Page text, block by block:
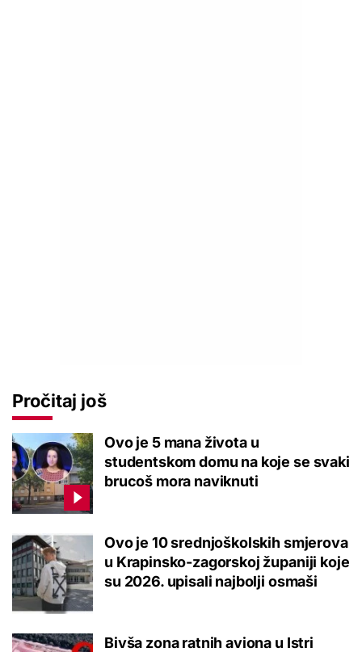
Pročitaj još
Ovo je 5 mana života u
studentskom domu na koje se svaki
brucoš mora naviknuti
Ovo je 10 srednjoškolskih smjerova
u Krapinsko-zagorskoj županiji koje
su 2026. upisali najbolji osmaši
Bivša zona ratnih aviona u Istri